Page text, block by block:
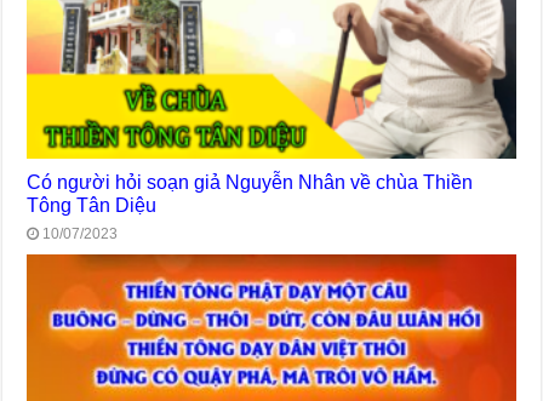
Có người hỏi soạn giả Nguyễn Nhân về chùa Thiền
Tông Tân Diệu
10/07/2023